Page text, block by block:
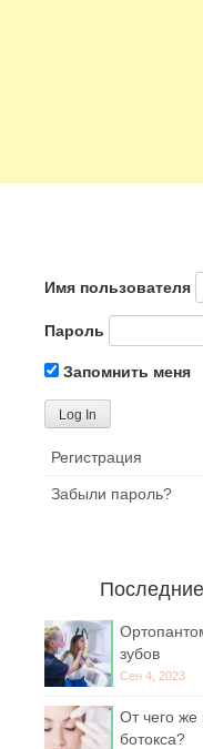
Имя пользователя
Пароль
Запомнить меня
Регистрация
Забыли пароль?
зубов
Сен 4, 2023
От чего же
ботокса?